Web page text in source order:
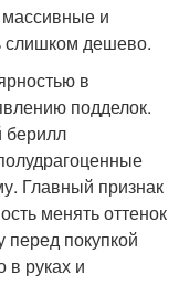
и
слишком дешево.
в
подделок.
берилл
Главный признак
менять оттенок
покупкой
в руках и